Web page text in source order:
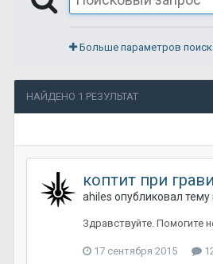
Больше параметров
НАЙДЕНО 1 РЕЗУЛЬТАТ
коптит при
ahiles опубликовал тему
Здравствуйте. Помогите
17 сентября 2015